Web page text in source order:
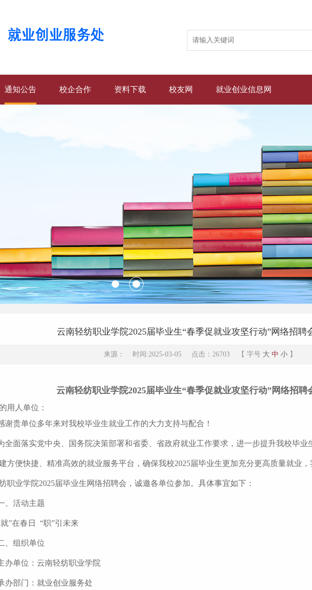
通知公告 校企合作 资料下载 校友网 就业创业信息网
云南轻纺职业学院2025届毕业生“春季促就业攻坚行动”网络招聘
来源： 时间:2025-03-05 点击：26703 【 字号 大 中 小】
云南轻纺职业学院2025届毕业生“春季促就业攻坚行动”网络招聘
用人单位：
谢贵单位多年来对我校毕业生就业工作的大力支持与配合！
全面落实党中央、国务院决策部署和省委、省政府就业工作要求，进一步提升我校毕业
方便快捷、精准高效的就业服务平台，确保我校2025届毕业生更加充分更高质量就业，
职业学院2025届毕业生网络招聘会，诚邀各单位参加。具体事宜如下：
、活动主题
就”在春日 “职”引未来
、组织单位
办单位：云南轻纺职业学院
办部门：就业创业服务处